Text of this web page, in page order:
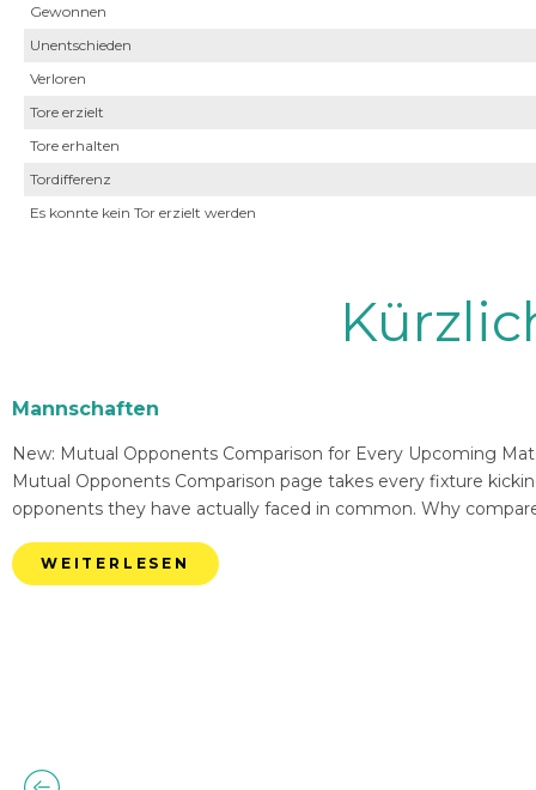
Gewonnen
Unentschieden
Verloren
Tore erzielt
Tore erhalten
Tordifferenz
Es konnte kein Tor erzielt werden
Mannschaften
New: Mutual Opponents Comparison for Every Upcoming
Mutual Opponents Comparison page takes every fixture
opponents they have actually faced in common. Why
WEITERLESEN